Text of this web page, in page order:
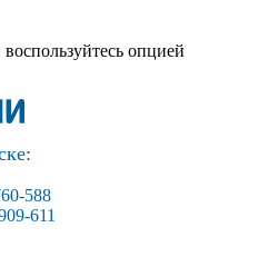
опцией
588
611